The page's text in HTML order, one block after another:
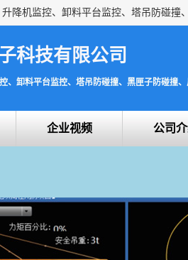
科技有限公司
、卸料平台监控、塔吊防碰撞、黑匣子防碰撞、
企业视频 公司